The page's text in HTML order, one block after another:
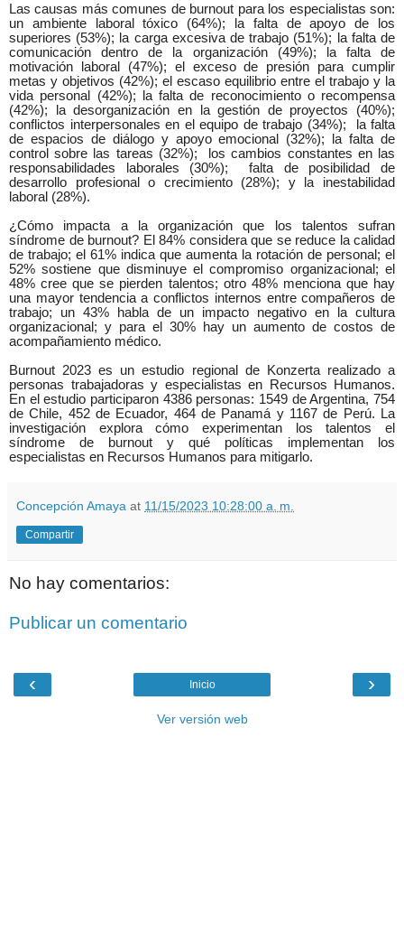
Las causas más comunes de burnout para los especialistas son:
un ambiente laboral tóxico (64%); la falta de apoyo de los
superiores (53%); la carga excesiva de trabajo (51%); la falta de
comunicación dentro de la organización (49%); la falta de
motivación laboral (47%); el exceso de presión para cumplir
metas y objetivos (42%); el escaso equilibrio entre el trabajo y la
vida personal (42%); la falta de reconocimiento o recompensa
(42%); la desorganización en la gestión de proyectos (40%);
conflictos interpersonales en el equipo de trabajo (34%);
la falta
de espacios de diálogo y apoyo emocional (32%); la falta de
control sobre las tareas (32%);
los cambios constantes en las
responsabilidades laborales (30%);
falta de posibilidad de
desarrollo profesional o crecimiento (28%); y la inestabilidad
laboral (28%).
¿Cómo impacta a la organización que los talentos sufran
síndrome de burnout? El 84% considera que se reduce la calidad
de trabajo; el 61% indica que aumenta la rotación de personal; el
52% sostiene que disminuye el compromiso organizacional; el
48% cree que se pierden talentos; otro 48% menciona que hay
una mayor tendencia a conflictos internos entre compañeros de
trabajo; un 43% habla de un impacto negativo en la cultura
organizacional; y para el 30% hay un aumento de costos de
acompañamiento médico.
Burnout 2023 es un estudio regional de Konzerta realizado a
personas trabajadoras y especialistas en Recursos Humanos.
En el estudio participaron 4386 personas: 1549 de Argentina, 754
de Chile, 452 de Ecuador, 464 de Panamá y 1167 de Perú. La
investigación explora cómo experimentan los talentos el
síndrome de burnout y qué políticas implementan los
especialistas en Recursos Humanos para mitigarlo.
Concepción Amaya at 11/15/2023 10:28:00 a. m.
Compartir
No hay comentarios:
Publicar un comentario
‹ ›
Inicio
Ver versión web